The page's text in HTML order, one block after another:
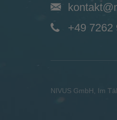
+49 7262
NIVUS GmbH Im